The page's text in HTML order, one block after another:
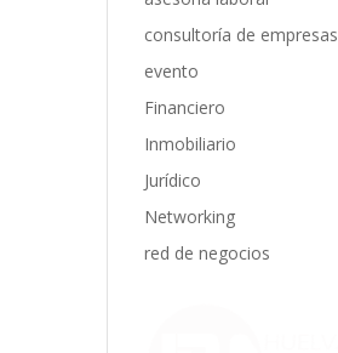
consultoría de empresas
evento
Financiero
Inmobiliario
Jurídico
Networking
red de negocios